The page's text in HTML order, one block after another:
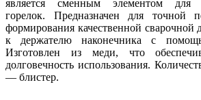
является сменным элементом для
горелок. Предназначен для точной
формирования качественной сварочной
к держателю наконечника с
Изготовлен из меди, что
долговечность использования.
— блистер.